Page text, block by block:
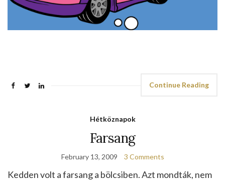
Continue Reading
Hétköznapok
Farsang
February 13, 2009 3 Comments
Kedden volt a farsang a bölcsiben. Azt mondták, nem